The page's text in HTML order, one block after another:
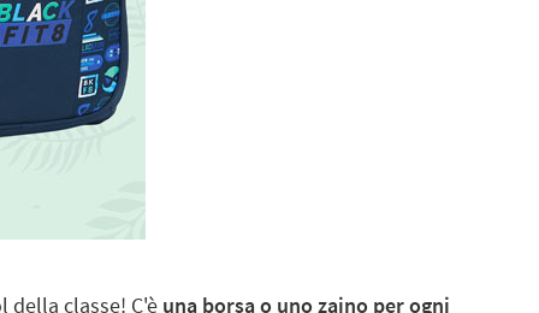
della classe! C'è una borsa o uno zaino per ogni